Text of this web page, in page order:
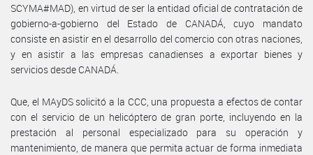
SCYMA#MAD), en virtud de ser la entidad oficial de contratación de
gobierno-a-gobierno del Estado de CANADÁ, cuyo mandato
consiste en asistir en el desarrollo del comercio con otras naciones,
y en asistir a las empresas canadienses a exportar bienes y
servicios desde CANADÁ.
Que, el MAyDS solicitó a la CCC, una propuesta a efectos de contar
con el servicio de un helicóptero de gran porte, incluyendo en la
prestación al personal especializado para su operación y
mantenimiento, de manera que permita actuar de forma inmediata